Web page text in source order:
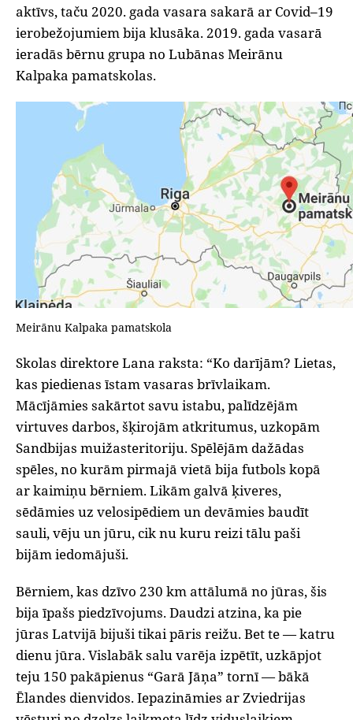
aktīvs, taču 2020. gada vasara sakarā ar Covid–19
ierobežojumiem bija klusāka. 2019. gada vasarā
ieradās bērnu grupa no Lubānas Meirānu
Kalpaka pamatskolas.
Meirānu Kalpaka pamatskola
Skolas direktore Lana raksta: “Ko darījām? Lietas,
kas piedienas īstam vasaras brīvlaikam.
Mācījāmies sakārtot savu istabu, palīdzējām
virtuves darbos, šķirojām atkritumus, uzkopām
Sandbijas muižasteritoriju. Spēlējām dažādas
spēles, no kurām pirmajā vietā bija futbols kopā
ar kaimiņu bērniem. Likām galvā ķiveres,
sēdāmies uz velosipēdiem un devāmies baudīt
sauli, vēju un jūru, cik nu kuru reizi tālu paši
bijām iedomājuši.
Bērniem, kas dzīvo 230 km attālumā no jūras, šis
bija īpašs piedzīvojums. Daudzi atzina, ka pie
jūras Latvijā bijuši tikai pāris reižu. Bet te — katru
dienu jūra. Vislabāk salu varēja izpētīt, uzkāpjot
teju 150 pakāpienus “Garā Jāņa” tornī — bākā
Ēlandes dienvidos. Iepazināmies ar Zviedrijas